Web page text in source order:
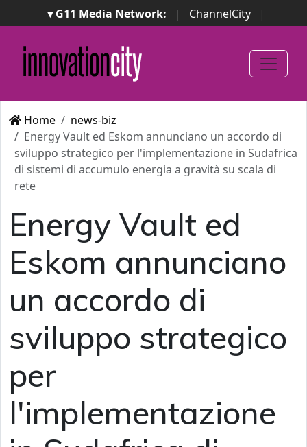
▾ G11 Media Network: | ChannelCity
|
ImpresaCity | SecurityOpenLab | Italian Channel
Awards
Italian Project Awards
Italian Security
Awards
Home
news-biz
Energy Vault ed Eskom annunciano un accordo di
sviluppo strategico per l'implementazione in Sudafrica
di sistemi di accumulo energia a gravità su scala di
rete
Energy Vault ed
Eskom annunciano
un accordo di
sviluppo strategico
per
l'implementazione